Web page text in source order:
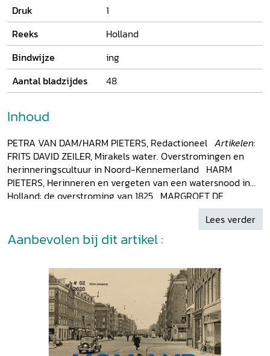
Druk
1
Reeks
Holland
Bindwijze
ing
Aantal bladzijdes
48
Inhoud
PETRA VAN DAM/HARM PIETERS, Redactioneel Artikelen:
FRITS DAVID ZEILER, Mirakels water. Overstromingen en
herinneringscultuur in Noord-Kennemerland HARM
PIETERS, Herinneren en vergeten van een watersnood in
Holland: de overstroming van 1825 MARGROET DE
ROEVER, De laatste doorbraak van de Zuiderzee: de
watersnoodramp van januari 1916 in Noord-Holland
Holland BLOC:Topstuk: FRANK DE HOOG, Koeien in de kerk
Beeldessay: JACQUES LAUREYS, Surrealisme in de
Eindnoten
Over de auteurs
: ARJAN NOBEL,
Strijensas
Lees verder
Aanbevolen bij dit artikel :